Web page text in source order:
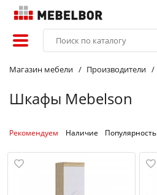
Магазин мебели Производители
Шкафы Mebelson
Рекомендуем Наличие Популярность